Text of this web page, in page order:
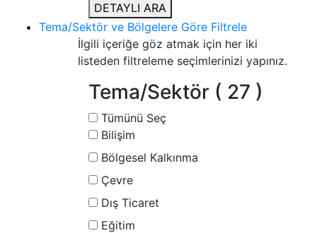
DETAYLI ARA
Tema/Sektör ve Bölgelere Göre Filtrele
İlgili içeriğe göz atmak için her iki
listeden filtreleme seçimlerinizi yapınız.
Tema/Sektör ( 27 )
Tümünü Seç
Bilişim
Bölgesel Kalkınma
Çevre
Dış Ticaret
Eğitim